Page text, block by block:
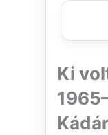
Ki